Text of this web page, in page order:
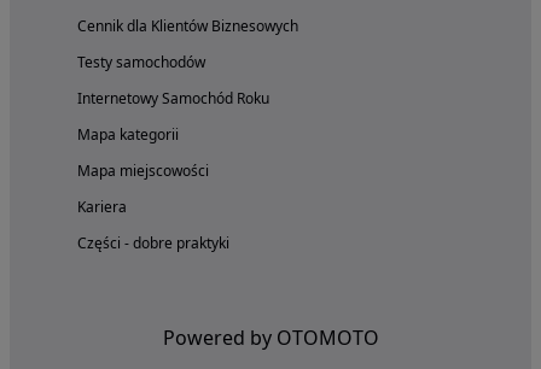
Cennik dla Klientów Biznesowych
Testy samochodów
Internetowy Samochód Roku
Mapa kategorii
Mapa miejscowości
Kariera
Części - dobre praktyki
Powered by OTOMOTO